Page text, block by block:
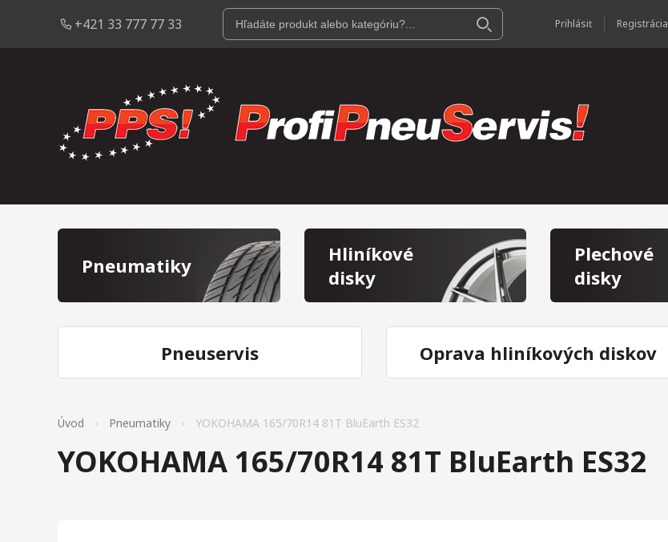
+421 33 777 77 33 Prihlásiť Registrácia
Pneumatiky
Hliníkové
disky
Plechové
disky
Pneuservis Oprava hliníkových diskov
Úvod Pneumatiky YOKOHAMA 165/70R14 81T BluEarth ES32
YOKOHAMA 165/70R14 81T BluEarth ES32